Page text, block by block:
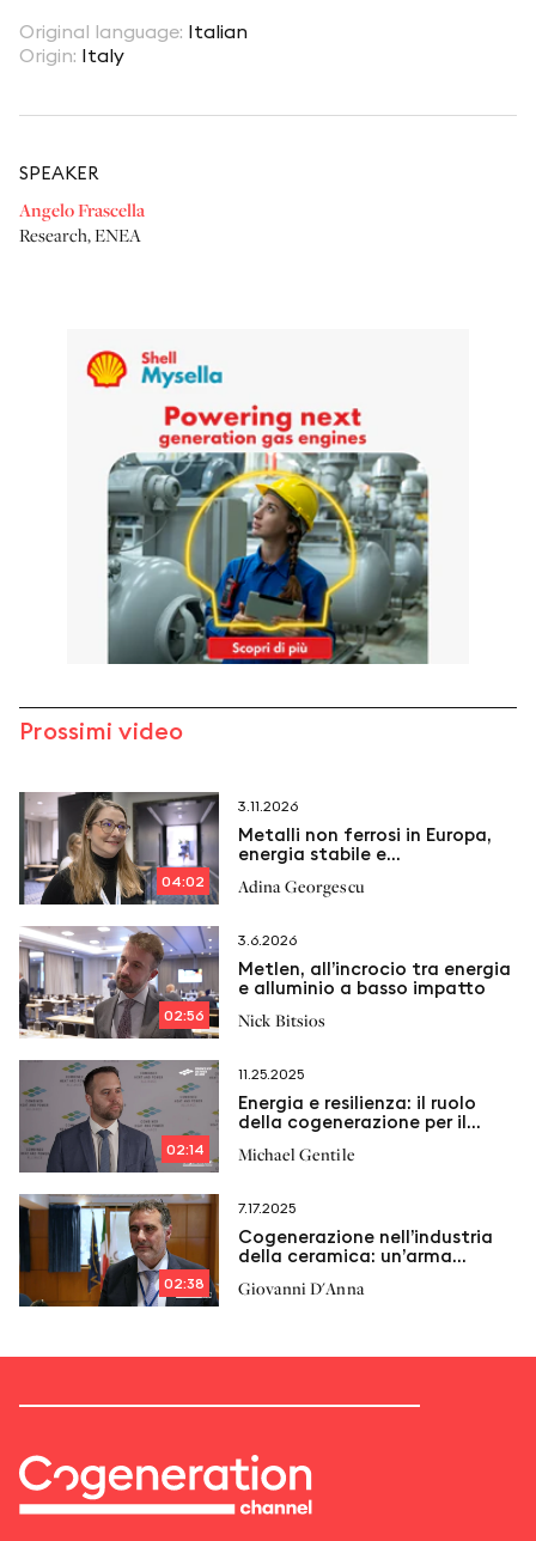
Original language: Italian
Origin: Italy
SPEAKER
Angelo Frascella
Research,ENEA
Prossimi video
04:02
3.11.2026
Metalli non ferrosi in Europa,
energia stabile e
Adina Georgescu
02:56
3.6.2026
Metlen, all’incrocio tra energia
e alluminio a basso impatto
Nick Bitsios
02:14
11.25.2025
Energia e resilienza: il ruolo
della cogenerazione per il
Health
Michael Gentile
02:38
7.17.2025
Cogenerazione nell’industria
della ceramica: un’arma
Giovanni D'Anna